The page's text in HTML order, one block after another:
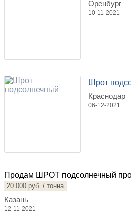
Оренбург
10-11-2021
Шрот
Краснодар
06-12-2021
Продам ШРОТ подсолнечный
20 000 руб. / тонна
Казань
12-11-2021